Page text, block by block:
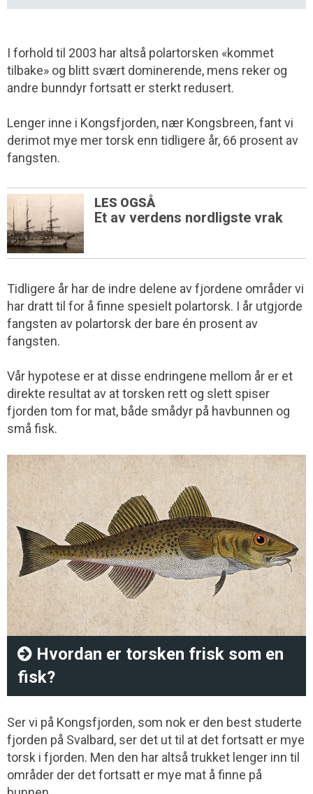
I forhold til 2003 har altså polartorsken «kommet
tilbake» og blitt svært dominerende, mens reker og
andre bunndyr fortsatt er sterkt redusert.
Lenger inne i Kongsfjorden, nær Kongsbreen, fant vi
derimot mye mer torsk enn tidligere år, 66 prosent av
fangsten.
LES OGSÅ
Et av verdens nordligste vrak
Tidligere år har de indre delene av fjordene områder vi
har dratt til for å finne spesielt polartorsk. I år utgjorde
fangsten av polartorsk der bare én prosent av
fangsten.
Vår hypotese er at disse endringene mellom år er et
direkte resultat av at torsken rett og slett spiser
fjorden tom for mat, både smådyr på havbunnen og
små fisk.
Hvordan er torsken frisk som en
fisk?
Ser vi på Kongsfjorden, som nok er den best studerte
fjorden på Svalbard, ser det ut til at det fortsatt er mye
torsk i fjorden. Men den har altså trukket lenger inn til
områder der det fortsatt er mye mat å finne på